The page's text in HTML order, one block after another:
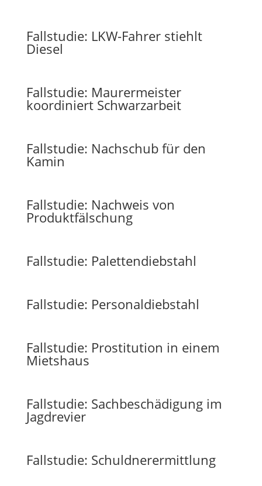
Fallstudie: LKW-Fahrer stiehlt
Diesel
Fallstudie: Maurermeister
koordiniert Schwarzarbeit
Fallstudie: Nachschub für den
Kamin
Fallstudie: Nachweis von
Produktfälschung
Fallstudie: Palettendiebstahl
Fallstudie: Personaldiebstahl
Fallstudie: Prostitution in einem
Mietshaus
Fallstudie: Sachbeschädigung im
Jagdrevier
Fallstudie: Schuldnerermittlung